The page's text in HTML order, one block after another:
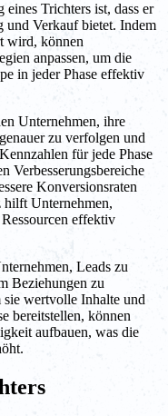
Trichters ist, dass er
und Verkauf bietet. Indem
wird, können
anpassen, um die
in jeder Phase effektiv
Unternehmen, ihre
zu verfolgen und
für jede Phase
Verbesserungsbereiche
Konversionsraten
hilft Unternehmen,
effektiv
Leads zu
Beziehungen zu
wertvolle Inhalte und
bereitstellen, können
aufbauen, was die